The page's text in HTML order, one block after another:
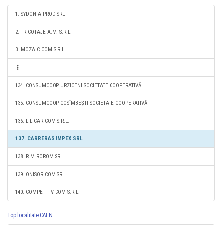
1. SYDONIA PROD SRL
2. TRICOTAJE A.M. S.R.L.
3. MOZAIC COM S.R.L.
134. CONSUMCOOP URZICENI SOCIETATE COOPERATIVĂ
135. CONSUMCOOP COSÎMBEŞTI SOCIETATE COOPERATIVĂ
136. LILICAR COM S.R.L.
137. CARRERAS IMPEX SRL
138. R.M.ROROM SRL
139. ONISOR COM SRL
140. COMPETITIV COM S.R.L.
Top localitate CAEN